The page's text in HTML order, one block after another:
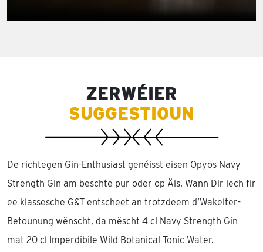
ZERWÉIER
SUGGESTIOUN
De richtegen Gin-Enthusiast genéisst eisen Opyos Navy
Strength Gin am beschte pur oder op Äis. Wann Dir iech fir
ee klassesche G&T entscheet an trotzdeem d’Wakelter-
Betounung wënscht, da mëscht 4 cl Navy Strength Gin
mat 20 cl Imperdibile Wild Botanical Tonic Water.